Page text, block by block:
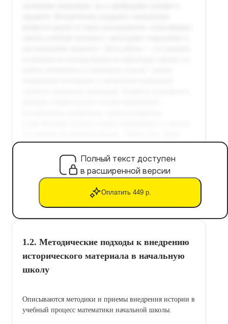
Полный текст доступен
в расширенной версии
Оплатить 449 р.
1.2. Методические подходы к внедрению
исторического материала в начальную
школу
Описываются методики и приемы внедрения истории в
учебный процесс математики начальной школы.